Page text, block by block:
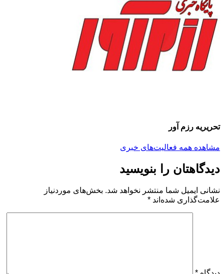
تحریریه رزم آور
مشاهده همه فعالیت‌های خبری
دیدگاهتان را بنویسید
نشانی ایمیل شما منتشر نخواهد شد. بخش‌های موردنیاز
علامت‌گذاری شده‌اند *